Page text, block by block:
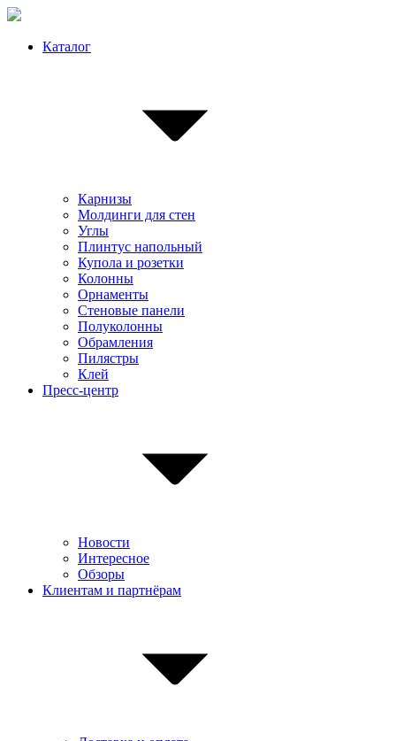
Каталог
Карнизы
Молдинги для стен
Углы
Плинтус напольный
Купола и розетки
Колонны
Орнаменты
Стеновые панели
Полуколонны
Обрамления
Пилястры
Клей
Пресс-центр
Новости
Интересное
Обзоры
Клиентам и партнёрам